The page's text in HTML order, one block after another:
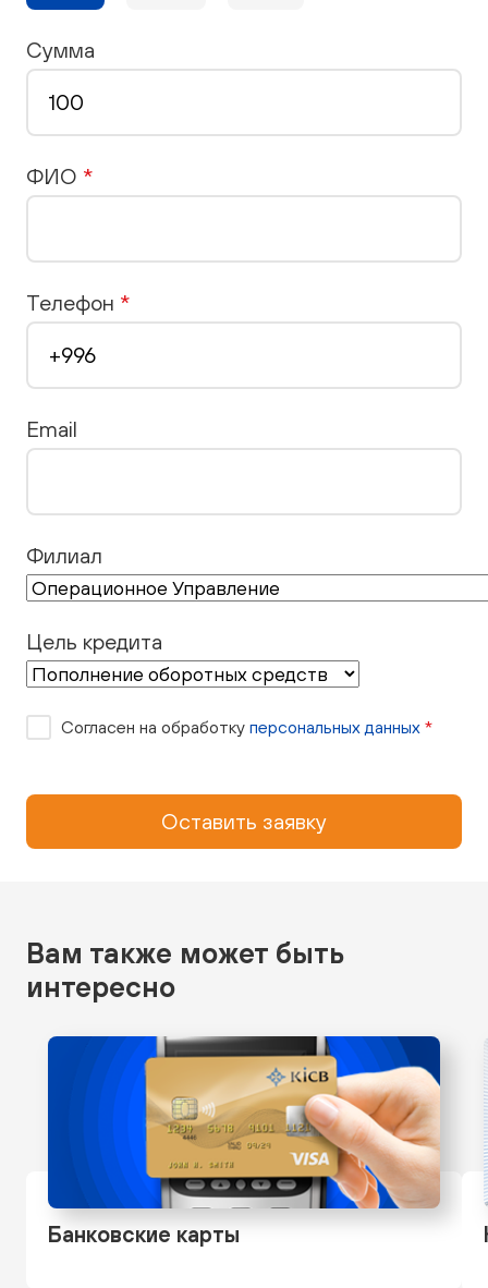
Сумма
ФИО *
Телефон *
Email
Филиал
Цель кредита
Согласен на обработку персональных данных *
Оставить заявку
Вам также может быть
интересно
Банковские карты